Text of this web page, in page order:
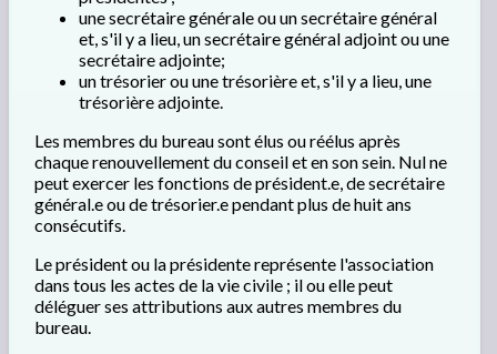
une secrétaire générale ou un secrétaire général
et, s'il y a lieu, un secrétaire général adjoint ou une
secrétaire adjointe;
un trésorier ou une trésorière et, s'il y a lieu, une
trésorière adjointe.
Les membres du bureau sont élus ou réélus après
chaque renouvellement du conseil et en son sein. Nul ne
peut exercer les fonctions de président.e, de secrétaire
général.e ou de trésorier.e pendant plus de huit ans
consécutifs.
Le président ou la présidente représente l'association
dans tous les actes de la vie civile ; il ou elle peut
déléguer ses attributions aux autres membres du
bureau.